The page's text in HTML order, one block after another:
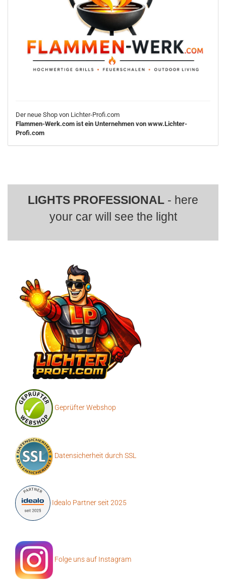
Der neue Shop von Lichter-Profi.com
Flammen-Werk.com ist ein Unternehmen von www.Lichter-
Profi.com
LIGHTS PROFESSIONAL - here
your car will see the light
Geprüfter Webshop
Datensicherheit durch SSL
Idealo Partner seit 2025
Folge uns auf Instagram